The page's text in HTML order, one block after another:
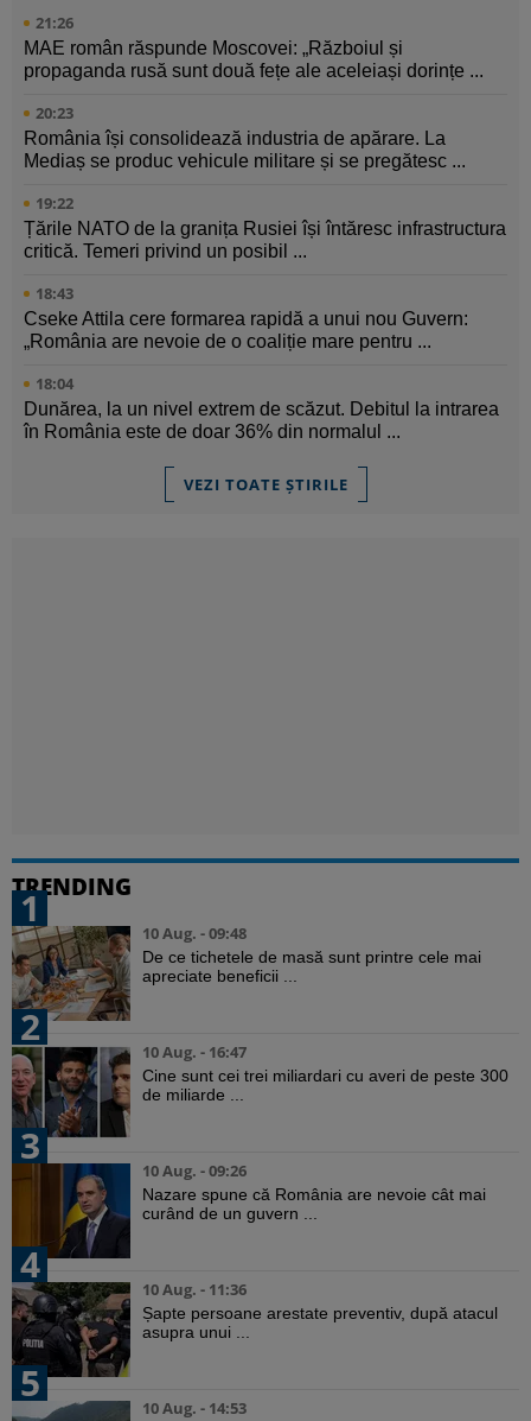
21:26
MAE român răspunde Moscovei: „Războiul și
propaganda rusă sunt două fețe ale aceleiași dorințe ...
20:23
România își consolidează industria de apărare. La
Mediaș se produc vehicule militare și se pregătesc ...
19:22
Țările NATO de la granița Rusiei își întăresc infrastructura
critică. Temeri privind un posibil ...
18:43
Cseke Attila cere formarea rapidă a unui nou Guvern:
„România are nevoie de o coaliție mare pentru ...
18:04
Dunărea, la un nivel extrem de scăzut. Debitul la intrarea
în România este de doar 36% din normalul ...
VEZI TOATE ȘTIRILE
TRENDING
1
10 Aug. - 09:48
De ce tichetele de masă sunt printre cele mai
apreciate beneficii ...
2
10 Aug. - 16:47
Cine sunt cei trei miliardari cu averi de peste 300
de miliarde ...
3
10 Aug. - 09:26
Nazare spune că România are nevoie cât mai
curând de un guvern ...
4
10 Aug. - 11:36
Șapte persoane arestate preventiv, după atacul
asupra unui ...
5
10 Aug. - 14:53